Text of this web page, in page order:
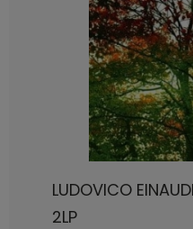
LUDOVICO
2LP